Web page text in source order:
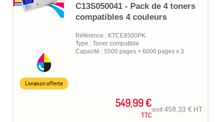
C13S050041 - Pack de 4 toners
compatibles 4 couleurs
Référence : KTCE8500PK
Type : Toner compatible
Capacité : 5500 pages + 6000 pages x 3
549,99 €
TTC
soit458,33 € HT
Livraison offerte